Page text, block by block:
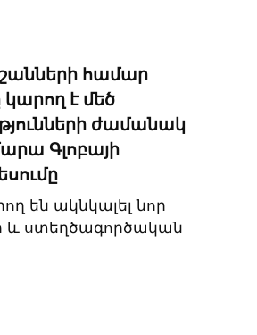
համար
է մեծ
ժամանակ
Գլոբայի
են ակնկալել նոր
ստեղծագործական